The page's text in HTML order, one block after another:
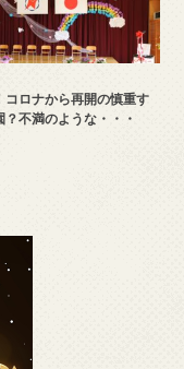
コロナから再開の慎重す
？不満のような・・・